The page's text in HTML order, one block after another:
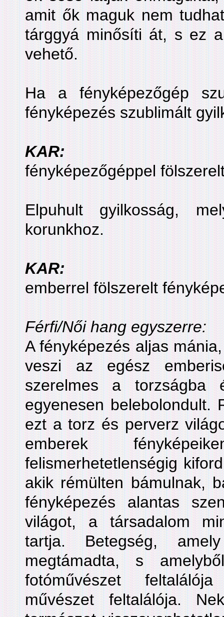
amit ők maguk nem
tárggyá minősíti át, s ez
vehető.
Ha a fényképezőgép
fényképezés szublimált
KAR:
fényképezőgéppel
Elpuhult gyilkosság,
korunkhoz.
KAR:
emberrel fölszerelt
Férfi/Női hang egyszerre:
A fényképezés aljas
veszi az egész
szerelmes a torzságba
egyenesen belebolondult.
ezt a torz és perverz
emberek
felismerhetetlenségig
akik rémülten bámulnak,
fényképezés alantas
világot, a társadalom
tartja. Betegség,
megtámadta, s
fotóművészet
művészet feltalálója.